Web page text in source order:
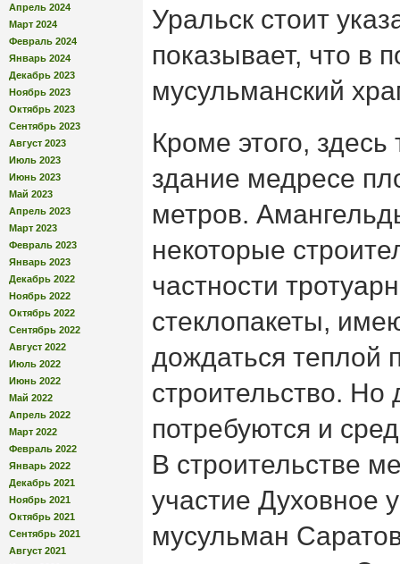
Апрель 2024
Март 2024
Февраль 2024
Январь 2024
Декабрь 2023
Ноябрь 2023
Октябрь 2023
Сентябрь 2023
Август 2023
Июль 2023
Июнь 2023
Май 2023
Апрель 2023
Март 2023
Февраль 2023
Январь 2023
Декабрь 2022
Ноябрь 2022
Октябрь 2022
Сентябрь 2022
Август 2022
Июль 2022
Июнь 2022
Май 2022
Апрель 2022
Март 2022
Февраль 2022
Январь 2022
Декабрь 2021
Ноябрь 2021
Октябрь 2021
Сентябрь 2021
Август 2021
Уральск стоит
показывает, что в
мусульманский
Кроме этого,
здание медресе
метров.
некоторые
частности
стеклопакеты,
дождаться теплой
строительство. Но
потребуются и
В строительстве
участие Духовное
мусульман